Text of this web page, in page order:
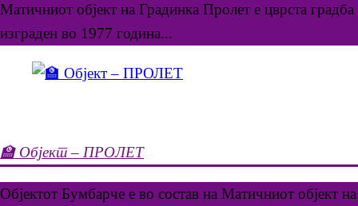
Матичниот објект на Градинка Пролет е цврста градба
изграден во 1977 година...
🏫 Објект – ПРОЛЕТ
Објектот Бумбарче е во состав на Матичниот објект на